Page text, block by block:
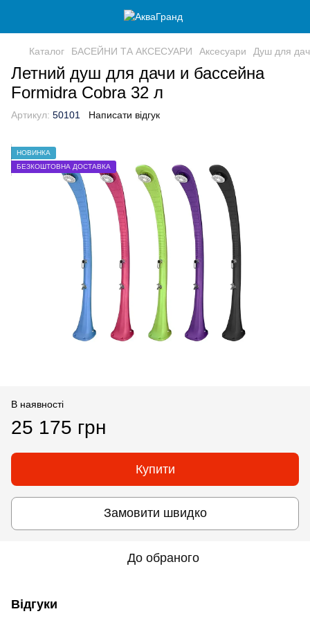
Каталог БАСЕЙНИ ТА АКСЕСУАРИ Аксесуари Душ для
Летний душ для дачи и бассейна
Formidra Cobra 32 л
Артикул: 50101 Написати відгук
НОВИНКА
БЕЗКОШТОВНА ДОСТАВКА
В наявності
25 175 грн
Купити
Замовити швидко
До обраного
Відгуки